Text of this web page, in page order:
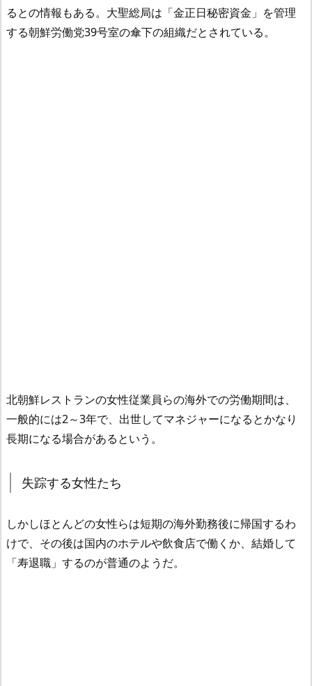
るとの情報もある。大聖総局は「金正日秘密資金」を管理
する朝鮮労働党39号室の傘下の組織だとされている。
北朝鮮レストランの女性従業員らの海外での労働期間は、
一般的には2～3年で、出世してマネジャーになるとかなり
長期になる場合があるという。
失踪する女性たち
しかしほとんどの女性らは短期の海外勤務後に帰国するわ
けで、その後は国内のホテルや飲食店で働くか、結婚して
「寿退職」するのが普通のようだ。